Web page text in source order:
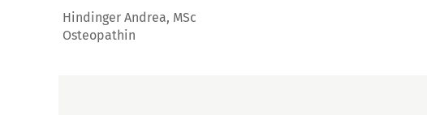
Hindinger Andrea, MSc
Osteopathin